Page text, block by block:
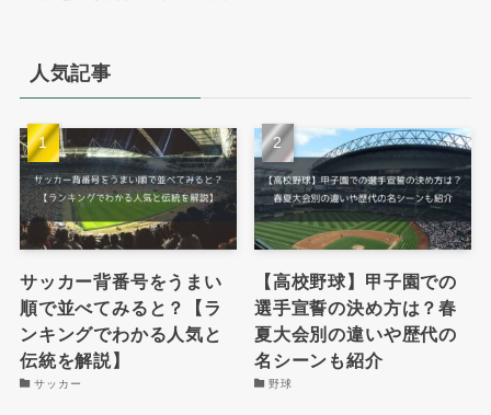
人気記事
サッカー背番号をうまい
順で並べてみると？【ラ
ンキングでわかる人気と
伝統を解説】
サッカー
【高校野球】甲子園での
選手宣誓の決め方は？春
夏大会別の違いや歴代の
名シーンも紹介
野球